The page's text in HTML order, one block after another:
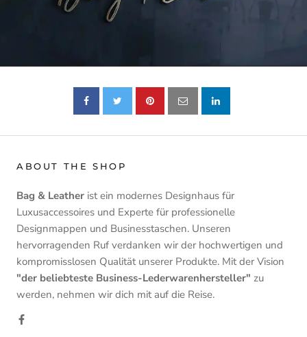
ABOUT THE SHOP
Bag & Leather ist ein modernes Designhaus für
Luxusaccessoires und Experte für professionelle
Designmappen und Businesstaschen. Unseren
hervorragenden Ruf verdanken wir der hochwertigen und
kompromisslosen Qualität unserer Produkte. Mit der Vision
"der beliebteste Business-Lederwarenhersteller" zu
werden, nehmen wir dich mit auf die Reise.